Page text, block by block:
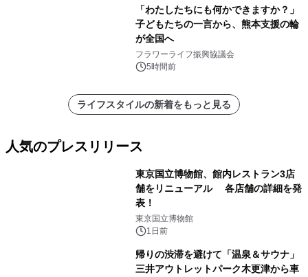
「わたしたちにも何かできますか？」
子どもたちの一言から、熊本支援の輪
が全国へ
フラワーライフ振興協議会
5時間前
ライフスタイルの新着をもっと見る
人気のプレスリリース
東京国立博物館、館内レストラン3店
舗をリニューアル 各店舗の詳細を発
表！
東京国立博物館
1日前
帰りの渋滞を避けて「温泉＆サウナ」
三井アウトレットパーク木更津から車